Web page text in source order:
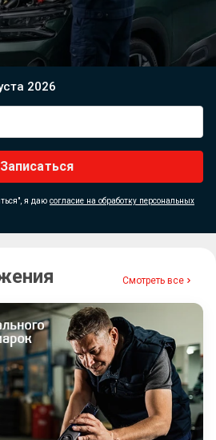
2026
Записаться
я даю согласие на обработку персональных
Смотреть все